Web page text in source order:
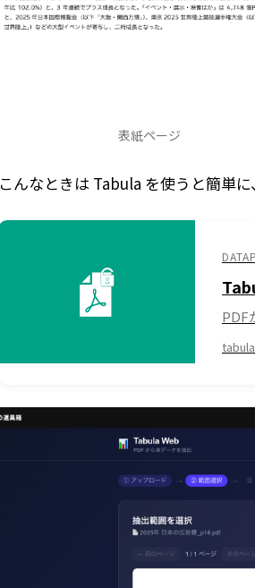
表紙ページ
こんなときは Tabula を使うと簡単
PDF